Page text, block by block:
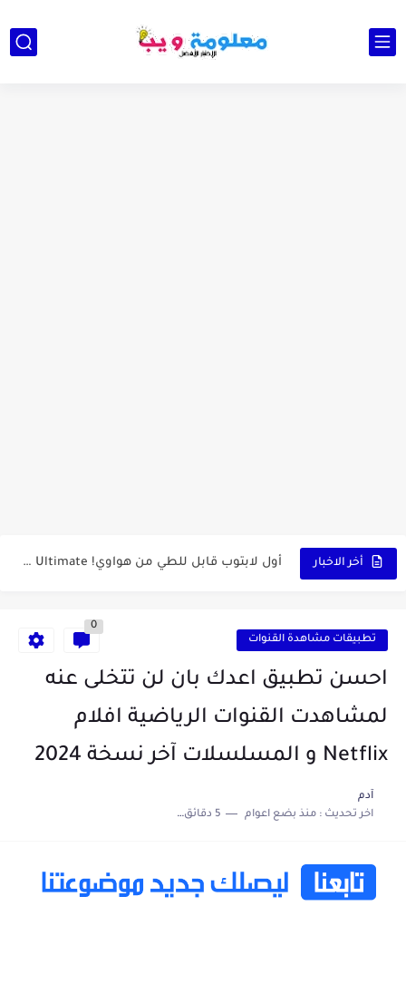
أخر الاخبار أول لابتوب قابل للطي من هواوي! MateBook X Fold Ultimate...
vidIQ: دليلك الذكي لتحسين سيو اليوتيوب ورفع نسبة المشاهدات 2025 تطبيقات مشاهدة القنوات
0
احسن تطبيق اعدك بان لن تتخلى عنه
لمشاهدت القنوات الرياضية افلام
Netflix و المسلسلات آخر نسخة 2024
آدم
اخر تحديث :منذ بضع اعوام 5 دقائق للقراءة